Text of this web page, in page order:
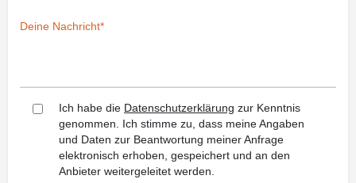
Ich habe die Datenschutzerklärung zur Kenntnis
genommen. Ich stimme zu, dass meine Angaben
und Daten zur Beantwortung meiner Anfrage
elektronisch erhoben, gespeichert und an den
Anbieter weitergeleitet werden.